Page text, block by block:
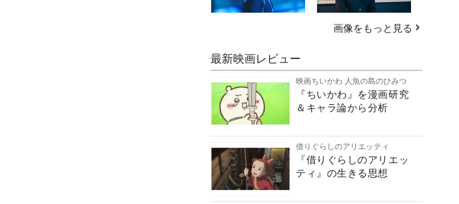
画像をもっと見る
最新映画レビュー
映画ちいかわ 人魚の島のひみつ
『ちいかわ』を漫画研究
＆キャラ論から分析
借りぐらしのアリエッティ
『借りぐらしのアリエッ
ティ』の生きる思想